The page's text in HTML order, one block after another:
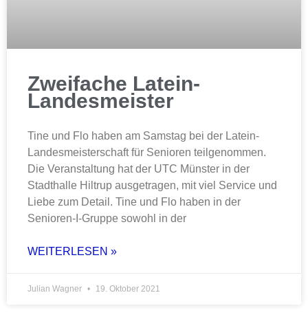
Zweifache Latein-
Landesmeister
Tine und Flo haben am Samstag bei der Latein-
Landesmeisterschaft für Senioren teilgenommen.
Die Veranstaltung hat der UTC Münster in der
Stadthalle Hiltrup ausgetragen, mit viel Service und
Liebe zum Detail. Tine und Flo haben in der
Senioren-I-Gruppe sowohl in der
WEITERLESEN »
Julian Wagner 19. Oktober 2021